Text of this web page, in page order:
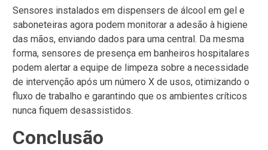
Sensores instalados em dispensers de álcool em gel e
saboneteiras agora podem monitorar a adesão à higiene
das mãos, enviando dados para uma central. Da mesma
forma, sensores de presença em banheiros hospitalares
podem alertar a equipe de limpeza sobre a necessidade
de intervenção após um número X de usos, otimizando o
fluxo de trabalho e garantindo que os ambientes críticos
nunca fiquem desassistidos.
Conclusão